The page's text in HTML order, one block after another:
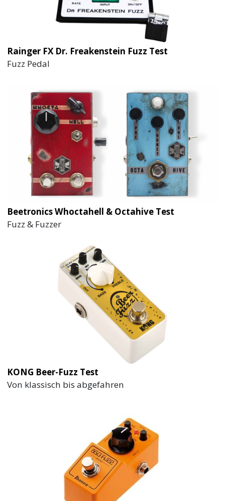
Rainger FX Dr. Freakenstein Fuzz Test
Fuzz Pedal
Beetronics Whoctahell & Octahive Test
Fuzz & Fuzzer
KONG Beer-Fuzz Test
Von klassisch bis abgefahren